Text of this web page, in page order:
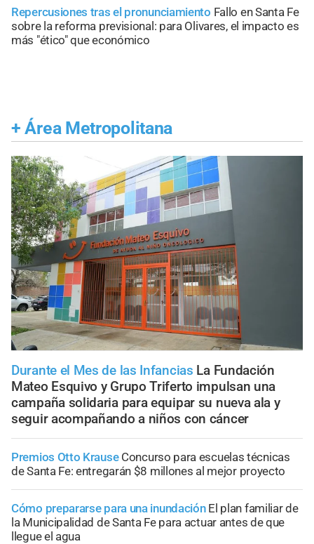
Repercusiones tras el pronunciamiento Fallo en Santa Fe
sobre la reforma previsional: para Olivares, el impacto es
más "ético" que económico
+ Área Metropolitana
Durante el Mes de las Infancias La Fundación
Mateo Esquivo y Grupo Triferto impulsan una
campaña solidaria para equipar su nueva ala y
seguir acompañando a niños con cáncer
Premios Otto Krause Concurso para escuelas técnicas
de Santa Fe: entregarán $8 millones al mejor proyecto
Cómo prepararse para una inundación El plan familiar de
la Municipalidad de Santa Fe para actuar antes de que
llegue el agua